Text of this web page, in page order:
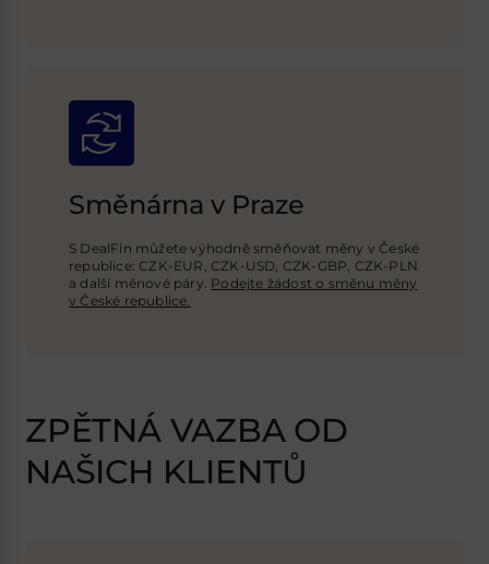
Směnárna v Praze
S DealFin můžete výhodně směňovat měny v České
republice: CZK-EUR, CZK-USD, CZK-GBP, CZK-PLN
a další měnové páry. Podejte žádost o směnu měny
v České republice.
ZPĚTNÁ VAZBA OD
NAŠICH KLIENTŮ